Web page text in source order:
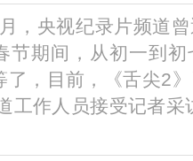
，央视纪录片频道
节期间，从初一到
了，目前，《舌尖2
工作人员接受记者采